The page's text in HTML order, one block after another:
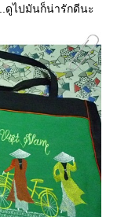
ดูไปมันก็น่ารักดีนะ